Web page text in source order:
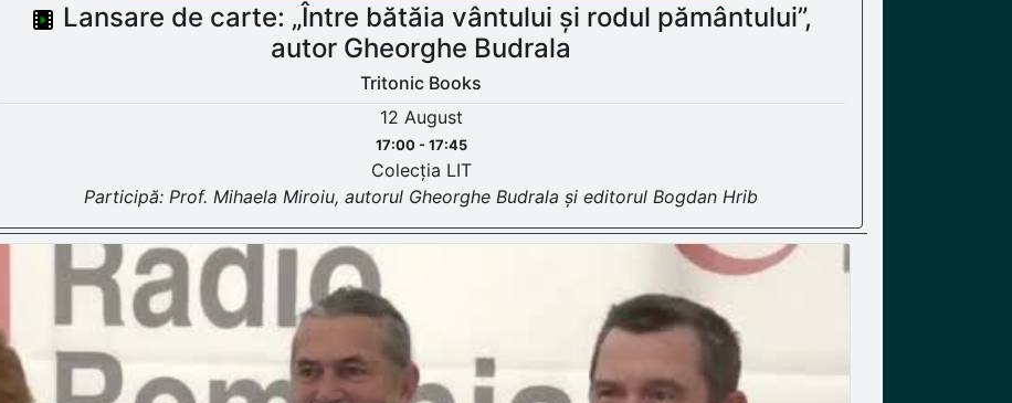
Lansare de carte: „Între bătăia vântului și rodul pământului”,
autor Gheorghe Budrala
Tritonic Books
12 August
17:00 - 17:45
Colecția LIT
Participă: Prof. Mihaela Miroiu, autorul Gheorghe Budrala și editorul Bogdan Hrib